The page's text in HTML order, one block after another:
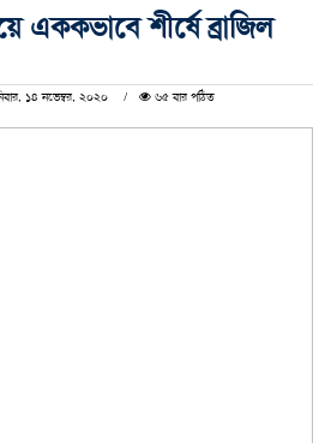
এককভাবে শীর্ষে ব্রাজিল
১৪ নভেম্বর, ২০২০
৬৫ বার পঠিত